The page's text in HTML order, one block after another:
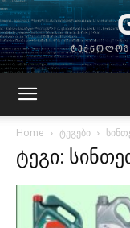
Home ტეგები
ტეგი: